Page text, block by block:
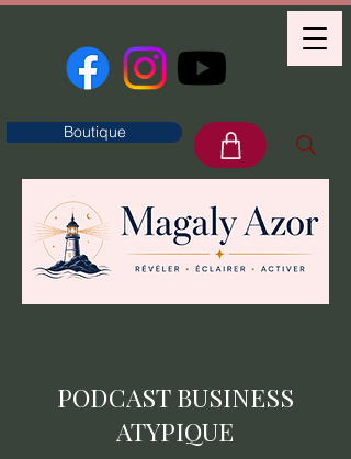
Boutique
PODCAST BUSINESS
ATYPIQUE